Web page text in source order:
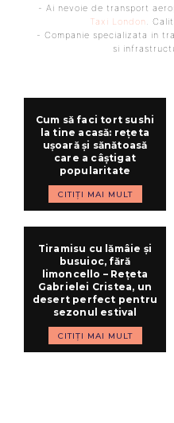
- Ai nevoie de transport
Taxi London.
- Companie specializata in
si
Cum să faci tort sushi
la tine acasă: rețeta
ușoară și sănătoasă
care a câștigat
popularitate
CITIȚI MAI MULT
Tiramisu cu lămâie și
busuioc, fără
limoncello – Rețeta
Gabrielei Cristea, un
desert perfect pentru
sezonul estival
CITIȚI MAI MULT